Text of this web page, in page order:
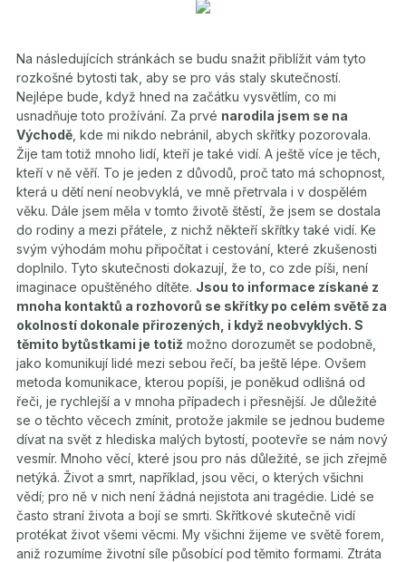
Na následujících stránkách se budu snažit přiblížit vám tyto
rozkošné bytosti tak, aby se pro vás staly skutečností.
Nejlépe bude, když hned na začátku vysvětlím, co mi
usnadňuje toto prožívání. Za prvé narodila jsem se na
Východě , kde mi nikdo nebránil, abych skřítky pozorovala.
Žije tam totiž mnoho lidí, kteří je také vidí. A ještě více je těch,
kteří v ně věří. To je jeden z důvodů, proč tato má schopnost,
která u dětí není neobvyklá, ve mně přetrvala i v dospělém
věku. Dále jsem měla v tomto životě štěstí, že jsem se dostala
do rodiny a mezi přátele, z nichž někteří skřítky také vidí. Ke
svým výhodám mohu připočítat i cestování, které zkušenosti
doplnilo. Tyto skutečnosti dokazují, že to, co zde píši, není
imaginace opuštěného dítěte. Jsou to informace získané z
mnoha kontaktů a rozhovorů se skřítky po celém světě za
okolností dokonale přirozených, i když neobvyklých. S
těmito bytůstkami je totiž možno dorozumět se podobně,
jako komunikují lidé mezi sebou řečí, ba ještě lépe. Ovšem
metoda komunikace, kterou popíši, je poněkud odlišná od
řeči, je rychlejší a v mnoha případech i přesnější. Je důležité
se o těchto věcech zmínit, protože jakmile se jednou budeme
dívat na svět z hlediska malých bytostí, pootevře se nám nový
vesmír. Mnoho věcí, které jsou pro nás důležité, se jich zřejmě
netýká. Život a smrt, například, jsou věci, o kterých všichni
vědí; pro ně v nich není žádná nejistota ani tragédie. Lidé se
často straní života a bojí se smrti. Skřítkové skutečně vidí
protékat život všemi věcmi. My všichni žijeme ve světě forem,
aniž rozumíme životní síle působící pod těmito formami. Ztráta